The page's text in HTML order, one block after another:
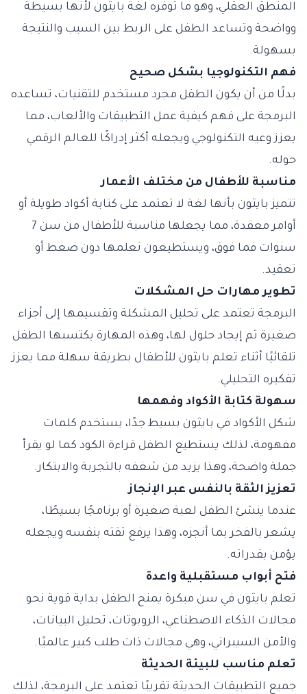
المنطق العقلي، وهو ما توفره لغة بايثون لأنها بسيطة
وواضحة وتساعد الطفل على الربط بين السبب والنتيجة
بسهولة.
فهم التكنولوجيا بشكل صحيح
بدلًا من أن يكون الطفل مجرد مستخدم للتقنيات، تساعده
البرمجة على فهم كيفية عمل التطبيقات والألعاب، مما
يعزز وعيه التكنولوجي ويجعله أكثر إدراكًا للعالم الرقمي
حوله.
مناسبة للأطفال من مختلف الأعمار
تتميز بايثون بأنها لغة لا تعتمد على كتابة أكواد طويلة أو
أوامر معقدة، مما يجعلها مناسبة للأطفال من سن 7
سنوات فما فوق، ويستطيعون تعلمها دون ضغط أو
تعقيد.
تطوير مهارات حل المشكلات
البرمجة تعتمد على تحليل المشكلة وتقسيمها إلى أجزاء
صغيرة ثم إيجاد حلول لها، وهذه المهارة يكتسبها الطفل
تلقائيًا أثناء تعلم بايثون للأطفال بطريقة سهلة مما يعزز
تفكيره التحليلي.
سهولة كتابة الأكواد وفهمها
شكل الأكواد في بايثون بسيط جدًا، يستخدم كلمات
مفهومة، لذلك يستطيع الطفل قراءة الكود كما لو يقرأ
جملة واضحة، وهذا يزيد من شغفه بالتجربة والابتكار.
تعزيز الثقة بالنفس عبر الإنجاز
عندما ينشئ الطفل لعبة صغيرة أو برنامجًا بسيطًا،
يشعر بالفخر بما أنجزه، وهذا يرفع ثقته بنفسه ويجعله
يؤمن بقدراته.
فتح أبواب مستقبلية واعدة
تعلم بايثون في سن مبكرة يمنح الطفل بداية قوية نحو
مجالات الذكاء الاصطناعي، الروبوتات، تحليل البيانات،
والأمن السيبراني، وهي مجالات ذات طلب كبير عالميًا.
تعلم مناسب للبيئة الحديثة
جميع التطبيقات الحديثة تقريبًا تعتمد على البرمجة، لذلك